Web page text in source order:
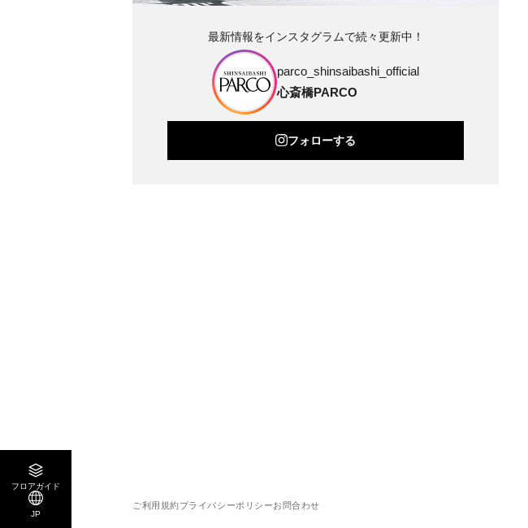
フロアガイド
JP
最新情報をインスタグラムで続々更新中！
parco_shinsaibashi_official
心斎橋PARCO
フォローする
ご利用規約プライバシーポリシーお問合わせ